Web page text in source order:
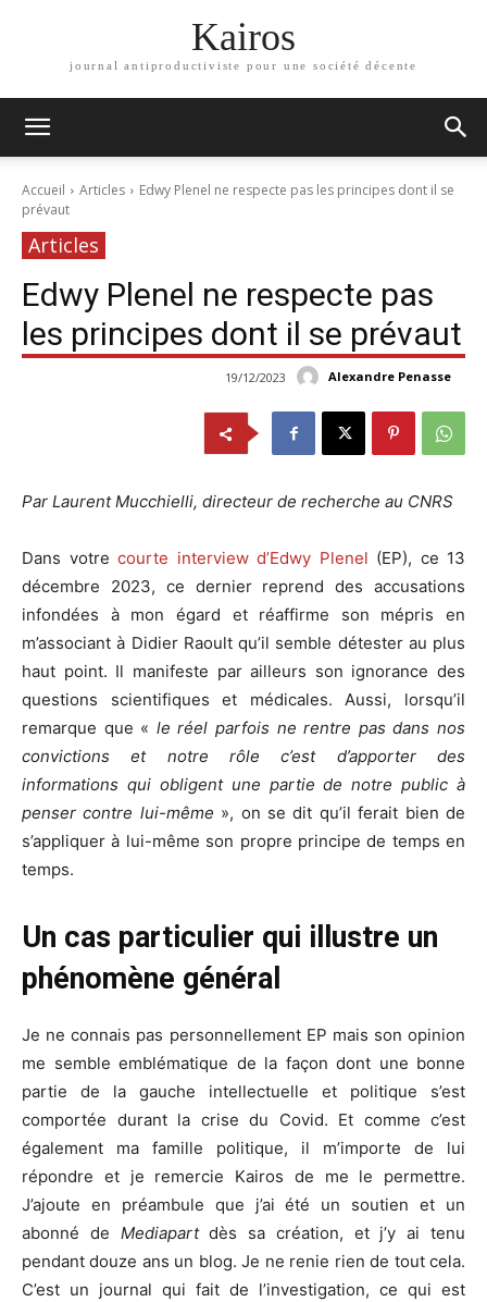
Kairos
journal antiproductiviste pour une société décente
Accueil Articles
Edwy Plenel ne respecte pas les principes dont il se
prévaut
Articles
Edwy Plenel ne respecte pas
les principes dont il se prévaut
Alexandre Penasse
19/12/2023
Par Laurent Mucchielli, directeur de recherche au CNRS
Dans votre courte interview d’Edwy Plenel (EP), ce 13
décembre 2023, ce dernier reprend des accusations
infondées à mon égard et réaffirme son mépris en
m’associant à Didier Raoult qu’il semble détester au plus
haut point. Il manifeste par ailleurs son ignorance des
questions scientifiques et médicales. Aussi, lorsqu’il
remarque que « le réel parfois ne rentre pas dans nos
convictions et notre rôle c’est d’apporter des
informations qui obligent une partie de notre public à
penser contre lui-même », on se dit qu’il ferait bien de
s’appliquer à lui-même son propre principe de temps en
temps.
Un cas particulier qui illustre un
phénomène général
Je ne connais pas personnellement EP mais son opinion
me semble emblématique de la façon dont une bonne
partie de la gauche intellectuelle et politique s’est
comportée durant la crise du Covid. Et comme c’est
également ma famille politique, il m’importe de lui
répondre et je remercie Kairos de me le permettre.
J’ajoute en préambule que j’ai été un soutien et un
abonné de Mediapartdès sa création, et j’y ai tenu
pendant douze ans un blog. Je ne renie rien de tout cela.
C’est un journal qui fait de l’investigation, ce qui est